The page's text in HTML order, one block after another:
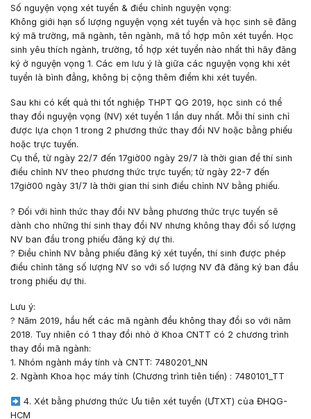
Số nguyện vọng xét tuyển & điều chỉnh nguyện vọng:
Không giới hạn số lượng nguyện vọng xét tuyển và học sinh sẽ đăng
ký mã trường, mã ngành, tên ngành, mã tổ hợp môn xét tuyển. Học
sinh yêu thích ngành, trường, tổ hợp xét tuyển nào nhất thì hãy đăng
ký ở nguyện vọng 1. Các em lưu ý là giữa các nguyện vọng khi xét
tuyển là bình đẳng, không bị cộng thêm điểm khi xét tuyển.
Sau khi có kết quả thi tốt nghiệp THPT QG 2019, học sinh có thể
thay đổi nguyện vọng (NV) xét tuyển 1 lần duy nhất. Mỗi thí sinh chỉ
được lựa chọn 1 trong 2 phương thức thay đổi NV hoặc bằng phiếu
hoặc trực tuyến.
Cụ thể, từ ngày 22/7 đến 17giờ00 ngày 29/7 là thời gian để thí sinh
điều chỉnh NV theo phương thức trực tuyến; từ ngày 22-7 đến
17giờ00 ngày 31/7 là thời gian thí sinh điều chỉnh NV bằng phiếu.
? Đối với hình thức thay đổi NV bằng phương thức trực tuyến sẽ
dành cho những thí sinh thay đổi NV nhưng không thay đổi số lượng
NV ban đầu trong phiếu đăng ký dự thi.
? Điều chỉnh NV bằng phiếu đăng ký xét tuyển, thí sinh được phép
điều chỉnh tăng số lượng NV so với số lượng NV đã đăng ký ban đầu
trong phiếu dự thi.
Lưu ý:
? Năm 2019, hầu hết các mã ngành đều không thay đổi so với năm
2018. Tuy nhiên có 1 thay đổi nhỏ ở Khoa CNTT có 2 chương trình
thay đổi mã ngành:
1. Nhóm ngành máy tính và CNTT: 7480201_NN
2. Ngành Khoa học máy tính (Chương trình tiên tiến) : 7480101_TT
4. Xét bằng phương thức Ưu tiên xét tuyển (ƯTXT) của ĐHQG-
HCM